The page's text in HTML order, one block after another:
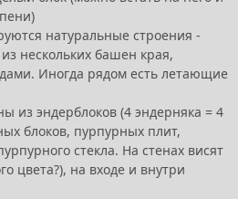
натуральные строения -
нескольких башен края,
Иногда рядом есть летающие
из эндерблоков (4 эндерняка = 4
блоков, пурпурных плит,
стекла. На стенах висят
цвета?), на входе и внутри